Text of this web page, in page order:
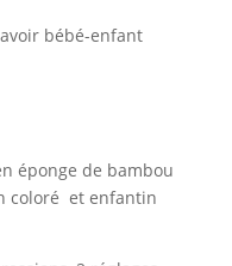
bébé-enfant
éponge de bambou
coloré et enfantin